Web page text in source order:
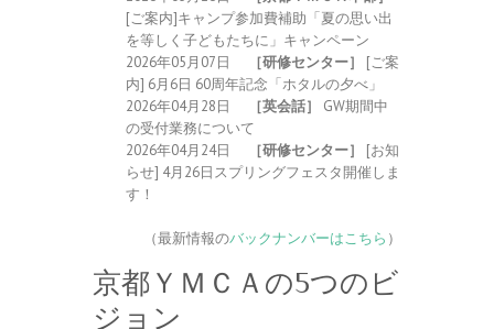
[ご案内]キャンプ参加費補助「夏の思い出
を等しく子どもたちに」キャンペーン
2026年05月07日
［研修センター］
[ご案
内] 6月6日 60周年記念「ホタルの夕べ」
2026年04月28日
［英会話］
GW期間中
の受付業務について
2026年04月24日
［研修センター］
[お知
らせ] 4月26日スプリングフェスタ開催しま
す！
（最新情報の バックナンバーはこちら ）
京都ＹＭＣＡの5つのビ
ジョン